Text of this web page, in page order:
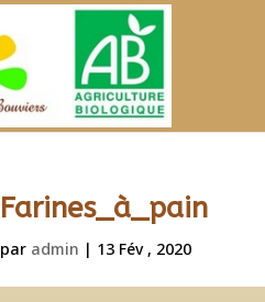
Farines_à_pain
par admin | 13 Fév , 2020